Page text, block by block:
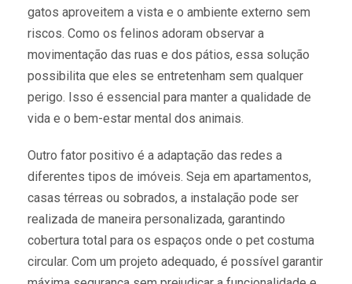
gatos aproveitem a vista e o ambiente externo sem
riscos. Como os felinos adoram observar a
movimentação das ruas e dos pátios, essa solução
possibilita que eles se entretenham sem qualquer
perigo. Isso é essencial para manter a qualidade de
vida e o bem-estar mental dos animais.
Outro fator positivo é a adaptação das redes a
diferentes tipos de imóveis. Seja em apartamentos,
casas térreas ou sobrados, a instalação pode ser
realizada de maneira personalizada, garantindo
cobertura total para os espaços onde o pet costuma
circular. Com um projeto adequado, é possível garantir